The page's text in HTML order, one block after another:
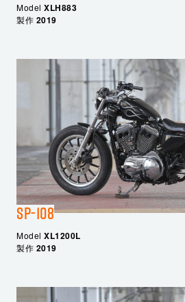
Model XLH883
製作 2019
SP-108
Model XL1200L
製作 2019